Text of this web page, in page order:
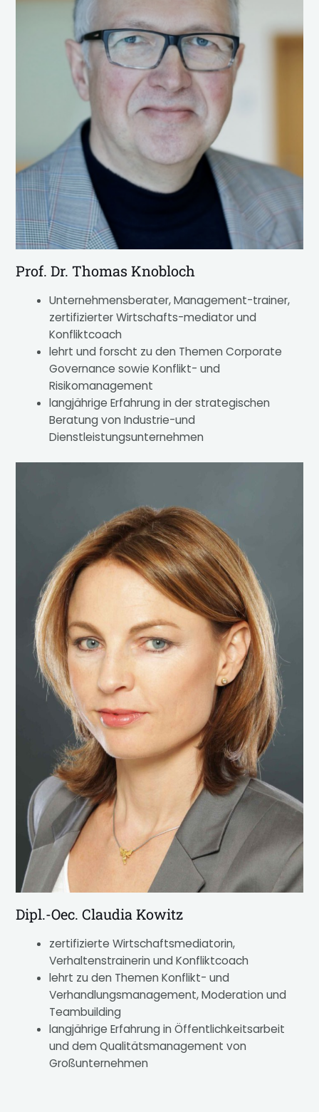
Prof. Dr. Thomas Knobloch
Unternehmensberater, Management-trainer,
zertifizierter Wirtschafts-mediator und
Konfliktcoach
lehrt und forscht zu den Themen Corporate
Governance sowie Konflikt- und
Risikomanagement
langjährige Erfahrung in der strategischen
Beratung von Industrie-und
Dienstleistungsunternehmen
Dipl.-Oec. Claudia Kowitz
zertifizierte Wirtschaftsmediatorin,
Verhaltenstrainerin und Konfliktcoach
lehrt zu den Themen Konflikt- und
Verhandlungsmanagement, Moderation und
Teambuilding
langjährige Erfahrung in Öffentlichkeitsarbeit
und dem Qualitätsmanagement von
Großunternehmen